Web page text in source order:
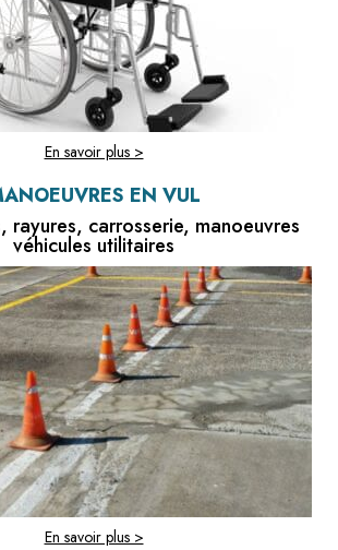
En savoir plus >
EN VUL
rayures, carrosserie, manoeuvres
véhicules utilitaires
En savoir plus >